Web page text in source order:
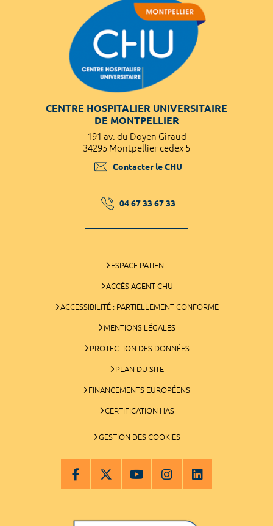
CENTRE HOSPITALIER UNIVERSITAIRE
DE MONTPELLIER
191 av. du Doyen Giraud
34295 Montpellier cedex 5
Contacter le CHU
04 67 33 67 33
ESPACE PATIENT
ACCÈS AGENT CHU
ACCESSIBILITÉ : PARTIELLEMENT CONFORME
MENTIONS LÉGALES
PROTECTION DES DONNÉES
PLAN DU SITE
FINANCEMENTS EUROPÉENS
CERTIFICATION HAS
GESTION DES COOKIES